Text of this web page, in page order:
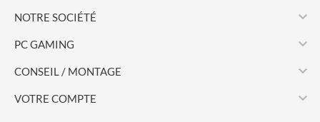
NOTRE SOCIÉTÉ 
PC GAMING 
CONSEIL / MONTAGE 
VOTRE COMPTE 